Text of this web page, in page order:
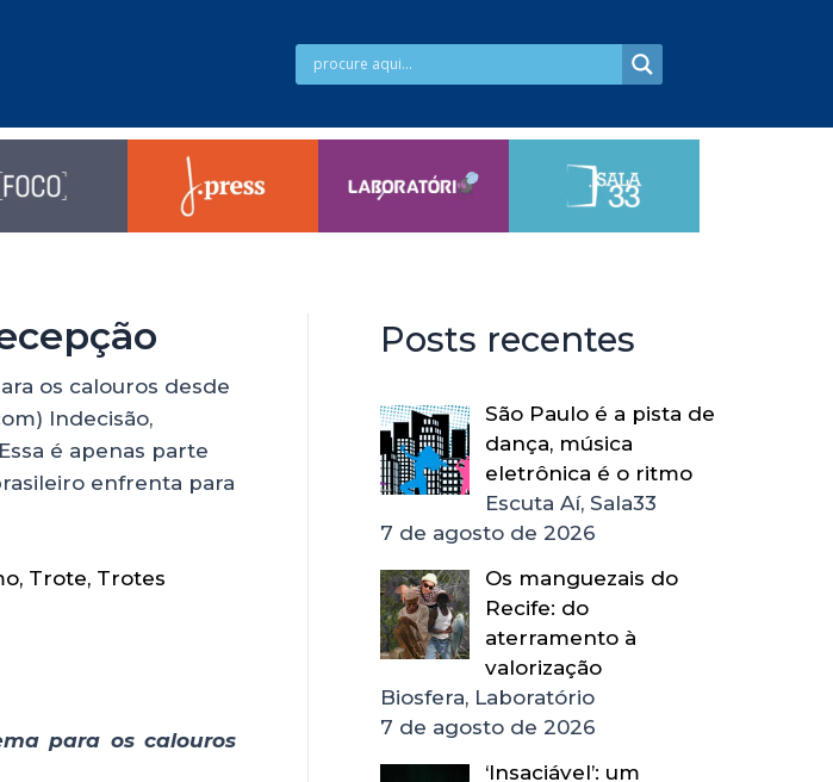
os calouros desde
Indecisão,
é apenas parte
enfrenta para
, Trote, Trotes
para os calouros
Posts recentes
São Paulo é a pista de
dança, música
eletrônica é o ritmo
Escuta Aí, Sala33
7 de agosto de 2026
Os manguezais do
Recife: do
aterramento à
valorização
Biosfera, Laboratório
7 de agosto de 2026
‘Insaciável’: um